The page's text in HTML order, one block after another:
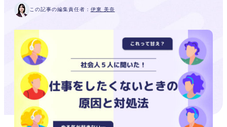
この記事の編集責任者： 伊東 美奈